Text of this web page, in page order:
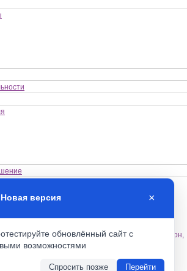
«Альшей-мясо»,
Республика Башкортостан, Альшеевский район,
Новая версия ×
обновлённый сайт с
возможностями
Спросить позже Перейти